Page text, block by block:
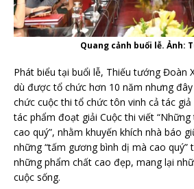
Quang cảnh buổi lễ. Ảnh:
Phát biểu tại buổi lễ, Thiếu tướng Đoàn
dù được tổ chức hơn 10 năm nhưng
chức cuộc thi tổ chức tôn vinh cả tác
tác phẩm đoạt giải Cuộc thi viết
cao quý”, nhằm khuyến khích nhà báo
những “tấm gương bình dị mà cao quý”
những phẩm chất cao đẹp, mang lại
cuộc sống.